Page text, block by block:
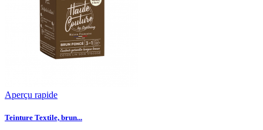
Aperçu rapide
Teinture Textile, brun...